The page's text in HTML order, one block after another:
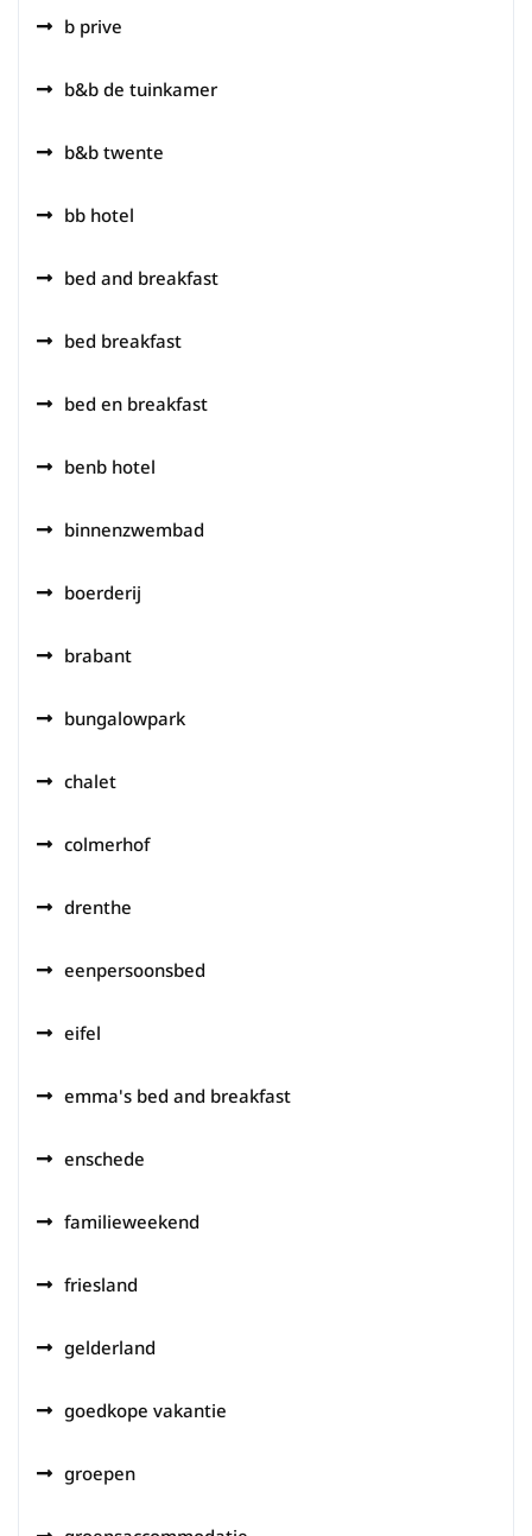
b prive
b&b de tuinkamer
b&b twente
bb hotel
bed and breakfast
bed breakfast
bed en breakfast
benb hotel
binnenzwembad
boerderij
brabant
bungalowpark
chalet
colmerhof
drenthe
eenpersoonsbed
eifel
emma's bed and breakfast
enschede
familieweekend
friesland
gelderland
goedkope vakantie
groepen